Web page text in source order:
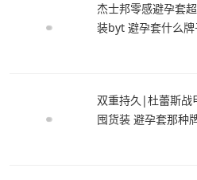
杰士邦零感避孕套
装byt 避孕套什么
双重持久|杜蕾斯战
囤货装 避孕套那种